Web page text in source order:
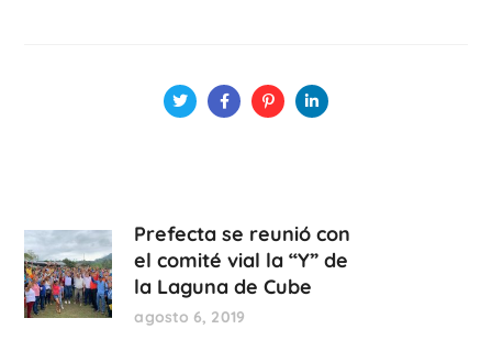
Prefecta se reunió con
el comité vial la “Y” de
la Laguna de Cube
agosto 6, 2019